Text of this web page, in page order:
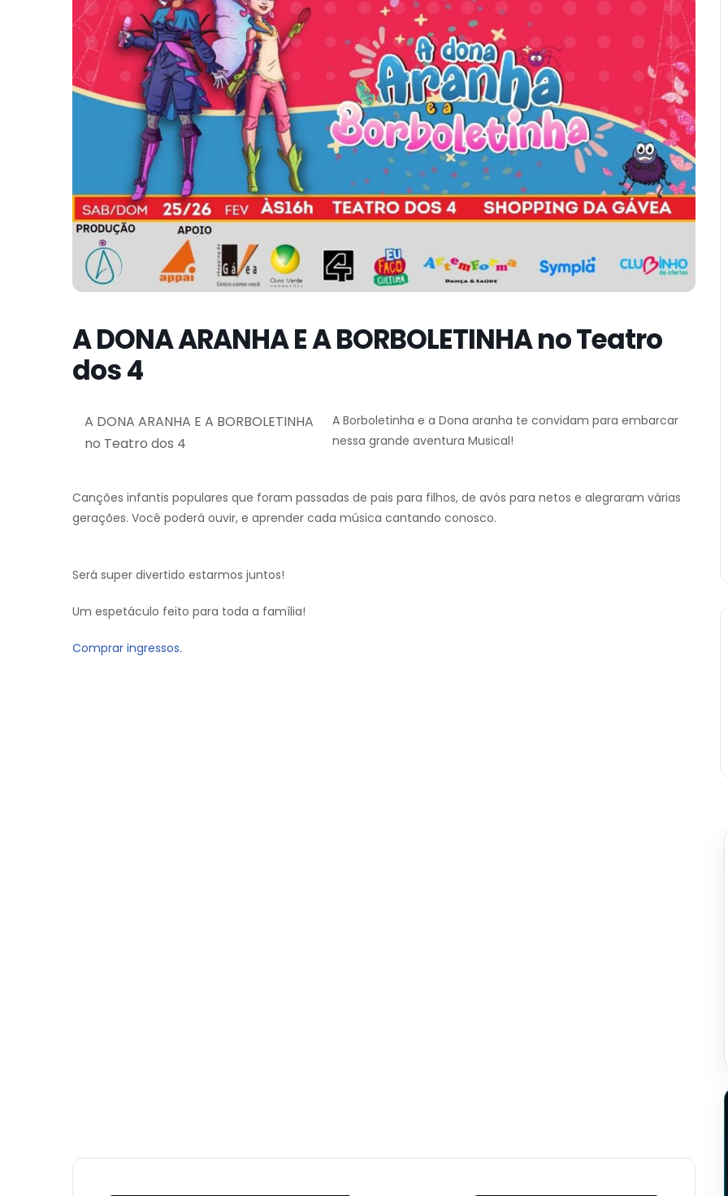
A DONA ARANHA E A BORBOLETINHA no Teatro
dos 4
A DONA ARANHA E A BORBOLETINHA
no Teatro dos 4
A Borboletinha e a Dona aranha te convidam para embarcar
nessa grande aventura Musical!
Canções infantis populares que foram passadas de pais para filhos, de avós para netos e alegraram várias
gerações. Você poderá ouvir, e aprender cada música cantando conosco.
Será super divertido estarmos juntos!
Um espetáculo feito para toda a família!
Comprar ingressos.